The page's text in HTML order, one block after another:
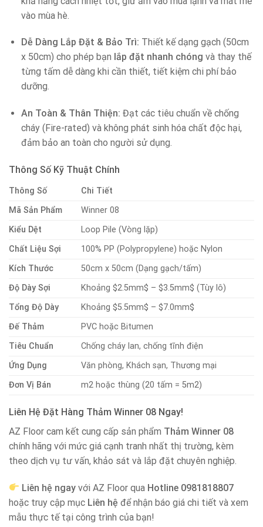
vào mùa hè.
Dễ Dàng Lắp Đặt & Bảo Trì: Thiết kế dạng gạch (50cm
x 50cm) cho phép bạn lắp đặt nhanh chóng và thay thế
từng tấm dễ dàng khi cần thiết, tiết kiệm chi phí bảo
dưỡng.
An Toàn & Thân Thiện: Đạt các tiêu chuẩn về chống
cháy (Fire-rated) và không phát sinh hóa chất độc hại,
đảm bảo an toàn cho người sử dụng.
Thông Số Kỹ Thuật Chính
Thông Số
Chi Tiết
Mã Sản Phẩm
Winner 08
Kiểu Dệt
Loop Pile (Vòng lặp)
Chất Liệu Sợi
100% PP (Polypropylene) hoặc Nylon
Kích Thước
50cm x 50cm (Dạng gạch/tấm)
Độ Dày Sợi
Khoảng$2.5mm$ –$3.5mm$ (Tùy lô)
Tổng Độ Dày
Khoảng$5.5mm$ –$7.0mm$
Đế Thảm
PVC hoặc Bitumen
Tiêu Chuẩn
Chống cháy lan, chống tĩnh điện
Ứng Dụng
Văn phòng, Khách sạn, Thương mại
Đơn Vị Bán
m2 hoặc thùng (20 tấm = 5m2)
Liên Hệ Đặt Hàng Thảm Winner 08 Ngay!
AZ Floor cam kết cung cấp sản phẩm Thảm Winner 08
chính hãng với mức giá cạnh tranh nhất thị trường, kèm
theo dịch vụ tư vấn, khảo sát và lắp đặt chuyên nghiệp.
Liên hệ ngay với AZ Floor qua Hotline 0981818807
hoặc truy cập mục Liên hệ để nhận báo giá chi tiết và xem
mẫu thực tế tại công trình của bạn!